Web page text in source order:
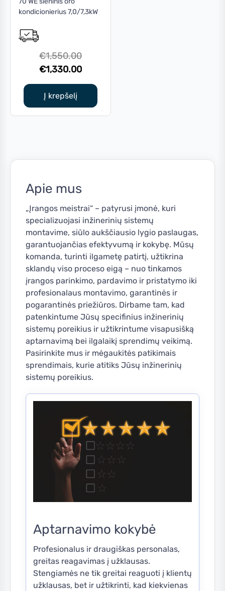
kondicionierius 7,0/7,3kW
€1,550.00Original
price
was:
€1,330.00Current
price
€1,330.00.
Į krepšelį
Apie mus
„Įrangos meistrai“ – patyrusi įmonė, kuri
specializuojasi inžinerinių sistemų
montavime, siūlo aukščiausio lygio paslaugas,
garantuojančias efektyvumą ir kokybę. Mūsų
komanda, turinti ilgametę patirtį, užtikrina
sklandų viso proceso eigą – nuo tinkamos
įrangos parinkimo, pardavimo ir pristatymo iki
profesionalaus montavimo, garantinės ir
pogarantinės priežiūros. Dirbame tam, kad
patenkintume Jūsų specifinius inžinerinių
sistemų poreikius ir užtikrintume visapusišką
aptarnavimą bei ilgalaikį sprendimų veikimą.
Pasirinkite mus ir mėgaukitės patikimais
sprendimais, kurie atitiks Jūsų inžinerinių
sistemų poreikius.
Aptarnavimo kokybė
Profesionalus ir draugiškas personalas,
greitas reagavimas į užklausas.
Stengiamės ne tik greitai reaguoti į klientų
užklausas, bet ir užtikrinti, kad kiekvienas